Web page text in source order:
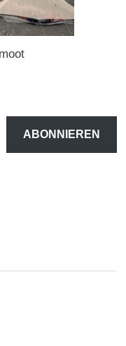
ABONNIEREN